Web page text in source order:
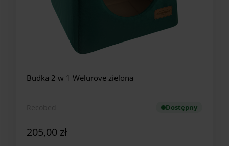
Budka 2 w 1 Welurove zielona
Dostępny
205,00 zł